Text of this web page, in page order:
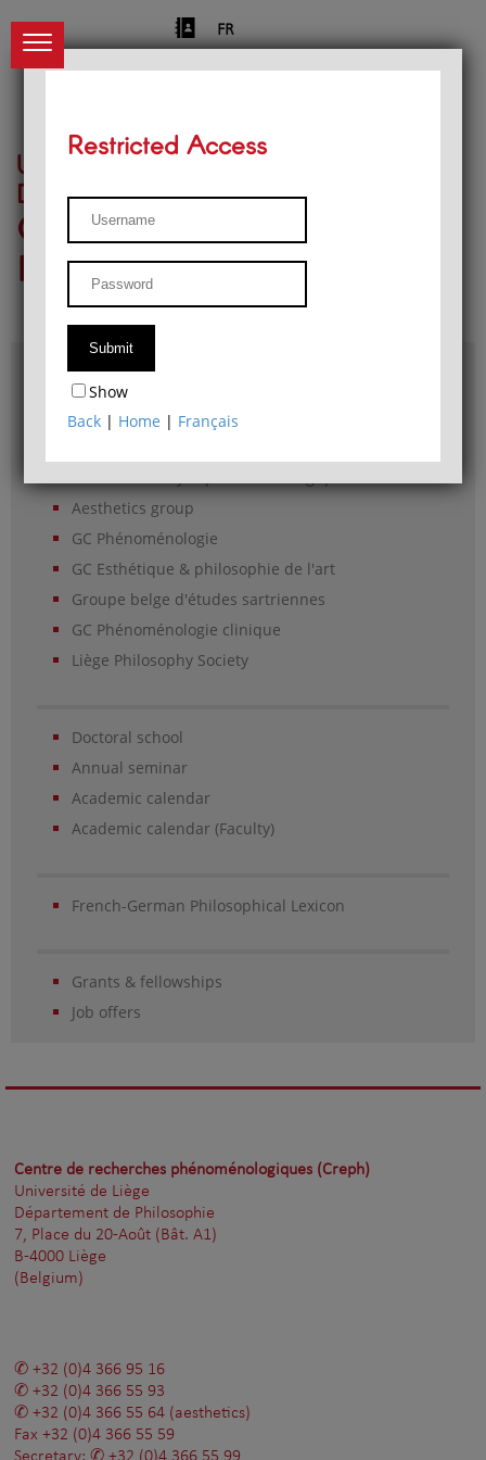
FR
University of Liège
Départment of Philosophy
Center for Phenomenological
Research
Access & maps
Philosophy Department Library
Aesthetics group
GC Phénoménologie
GC Esthétique & philosophie de l'art
Groupe belge d'études sartriennes
GC Phénoménologie clinique
Liège Philosophy Society
Doctoral school
Annual seminar
Academic calendar
Academic calendar (Faculty)
French-German Philosophical Lexicon
Grants & fellowships
Job offers
Restricted Access
Show
Back | Home | Français
Centre de recherches phénoménologiques (Creph)
Université de Liège
Département de Philosophie
7, Place du 20-Août (Bât. A1)
B-4000 Liège
(Belgium)
+32 (0)4 366 95 16
+32 (0)4 366 55 93
+32 (0)4 366 55 64 (aesthetics)
Fax +32 (0)4 366 55 59